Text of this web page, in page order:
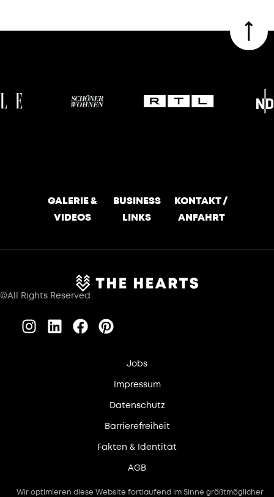
GALERIE &
VIDEOS
BUSINESS
LINKS
KONTAKT /
ANFAHRT
©All Rights Reserved
Jobs
Impressum
Datenschutz
Barrierefreiheit
Fakten & Identität
AGB
Wir optimieren diese Website fortlaufend im Sinne größtmöglicher